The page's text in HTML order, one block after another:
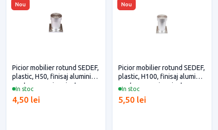
Nou
In stoc
Picior mobilier rotund SEDEF,
plastic, H50, finisaj aluminiu
pentru casa si proiecte
4,50 lei
Nou
In stoc
Picior mobilier rotund SEDEF,
plastic, H100, finisaj aluminiu
pentru casa si proiecte
5,50 lei